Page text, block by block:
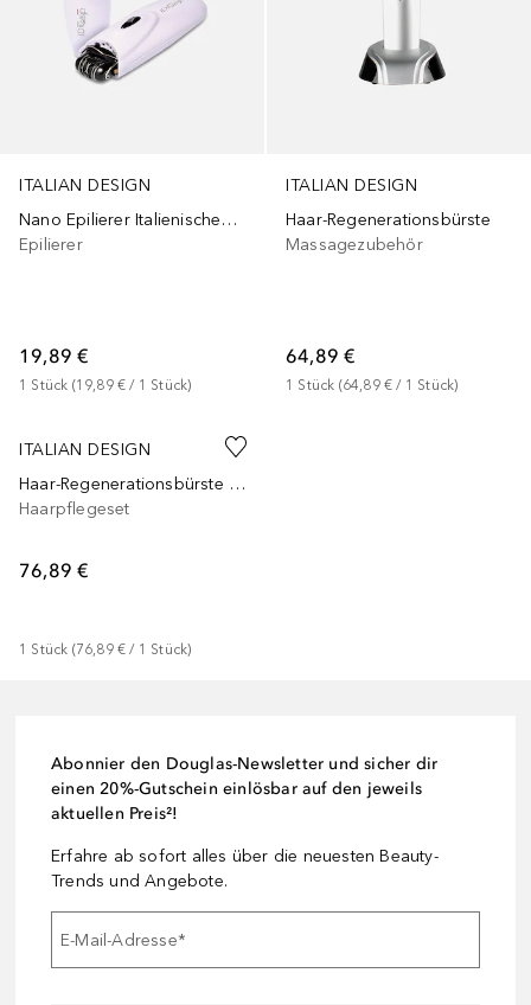
ITALIAN DESIGN
Nano Epilierer Italienisches Design
Epilierer
19,89 €
1 Stück (19,89 € / 1 Stück)
ITALIAN DESIGN
Haar-Regenerationsbürste
Massagezubehör
64,89 €
1 Stück (64,89 € / 1 Stück)
ITALIAN DESIGN
Haar-Regenerationsbürste + Plazenta 9 Ml
Haarpflegeset
76,89 €
1 Stück (76,89 € / 1 Stück)
Abonnier den Douglas-Newsletter und sicher dir
einen 20%-Gutschein einlösbar auf den jeweils
aktuellen Preis²!
Erfahre ab sofort alles über die neuesten Beauty-
Trends und Angebote.
E-Mail-Adresse*